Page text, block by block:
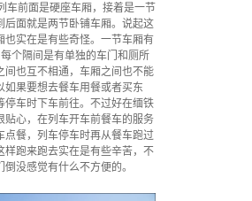
车前面是硬座车厢，接着是一节
后面就是两节卧铺车厢。说起这
也实在是有些奇怪。一节车厢有
个隔间是有单独的车门和厕所
间也互不相通，车厢之间也不能
如果要想去餐车用餐或者买东
停车时下车前往。不过好在缅铁
贴心，在列车开车前餐车的服务
点餐，列车停车时再从餐车跑过
样跑来跑去实在是有些辛苦，不
倒没感觉有什么不方便的。